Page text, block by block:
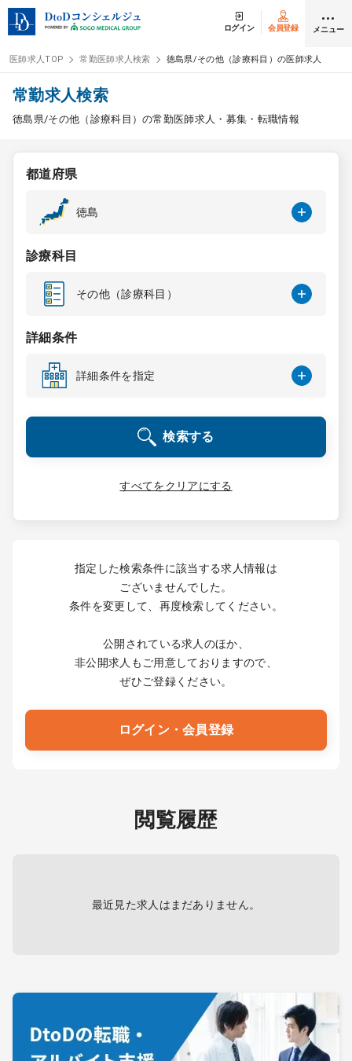
ログイン 会員登録 メニュー
ログイン
医師求人
常勤検索
スポット検索
DtoDの転職・
コンサルタント
成功事例
転職ノウハウ
受付時間 9:00 ～ 18:00（平日）
クリニック開業
医師求人TOP 常勤医師求人検索 徳島県/その他（診療科目）の医師求人
常勤求人検索
徳島県/その他（診療科目）の常勤医師求人・募集・転職情報
都道府県
徳島
診療科目
その他（診療科目）
詳細条件
詳細条件を指定
検索する
すべてをクリアにする
指定した検索条件に該当する求人情報は
ございませんでした。
条件を変更して、再度検索してください。
公開されている求人のほか、
非公開求人もご用意しておりますので、
ぜひご登録ください。
ログイン・会員登録
閲覧履歴
最近見た求人はまだありません。